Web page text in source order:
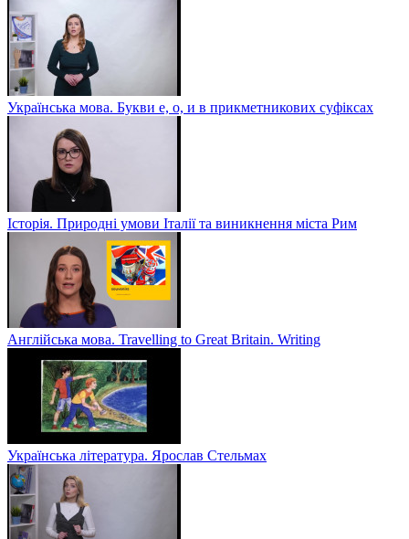
Українська мова. Букви е, о, и в прикметникових суфіксах
Історія. Природні умови Італії та виникнення міста Рим
Англійська мова. Travelling to Great Britain. Writing
Українська література. Ярослав Стельмах